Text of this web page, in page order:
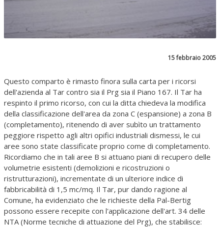
15 febbraio 2005
Questo comparto è rimasto finora sulla carta per i ricorsi
dell'azienda al Tar contro sia il Prg sia il Piano 167. Il Tar ha
respinto il primo ricorso, con cui la ditta chiedeva la modifica
della classificazione dell'area da zona C (espansione) a zona B
(completamento), ritenendo di aver subìto un trattamento
peggiore rispetto agli altri opifici industriali dismessi, le cui
aree sono state classificate proprio come di completamento.
Ricordiamo che in tali aree B si attuano piani di recupero delle
volumetrie esistenti (demolizioni e ricostruzioni o
ristrutturazioni), incrementate di un ulteriore indice di
fabbricabilità di 1,5 mc/mq. Il Tar, pur dando ragione al
Comune, ha evidenziato che le richieste della Pal-Bertig
possono essere recepite con l'applicazione dell'art. 34 delle
NTA (Norme tecniche di attuazione del Prg), che stabilisce: